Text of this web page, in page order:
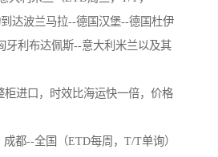
达波兰马拉--德国汉堡--德国杜伊
牙利布达佩斯--意大利米兰以及其
柜进口，时效比海运快一倍，价格
都--全国（ETD每周，T/T单询）